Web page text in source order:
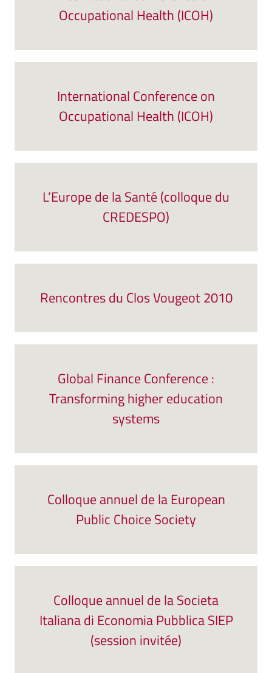
Occupational Health (ICOH)
International Conference on
Occupational Health (ICOH)
L’Europe de la Santé (colloque du
CREDESPO)
Rencontres du Clos Vougeot 2010
Global Finance Conference :
Transforming higher education
systems
Colloque annuel de la European
Public Choice Society
Colloque annuel de la Societa
Italiana di Economia Pubblica SIEP
(session invitée)